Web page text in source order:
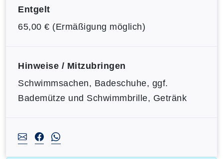
Entgelt
65,00 € (Ermäßigung möglich)
Hinweise / Mitzubringen
Schwimmsachen, Badeschuhe, ggf.
Bademütze und Schwimmbrille, Getränk